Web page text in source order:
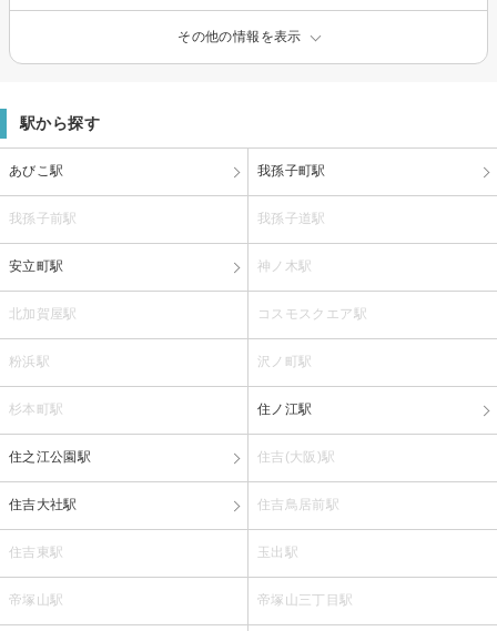
その他の情報を表示
駅から探す
あびこ駅 我孫子町駅
我孫子前駅 我孫子道駅
安立町駅 神ノ木駅
北加賀屋駅 コスモスクエア駅
粉浜駅 沢ノ町駅
杉本町駅 住ノ江駅
住之江公園駅 住吉(大阪)駅
住吉大社駅 住吉鳥居前駅
住吉東駅 玉出駅
帝塚山駅 帝塚山三丁目駅